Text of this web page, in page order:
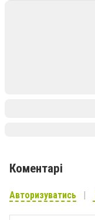
Коментарі
Авторизуватись